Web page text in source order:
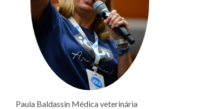
Paula Baldassin Médica veterinária